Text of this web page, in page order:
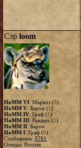
Сэр loom
HoMM VI: Маркиз (8)
HoMM V: Барон (1)
HoMM IV: Граф (1)
HoMM III: Рыцарь (1)
HoMM II: Барон
HoMM I: Граф (8)
Сообщения: 8781
Откуда: Россия